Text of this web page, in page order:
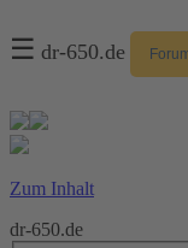
☰ dr-650.de
Zum Inhalt
dr-650.de